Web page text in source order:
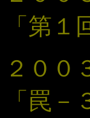
「第
２０
「罠 －